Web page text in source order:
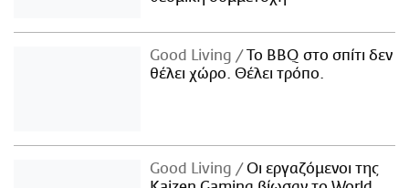
Good Living
Το BBQ στο σπίτι δεν
θέλει χώρο. Θέλει τρόπο.
Good Living
Οι εργαζόμενοι της